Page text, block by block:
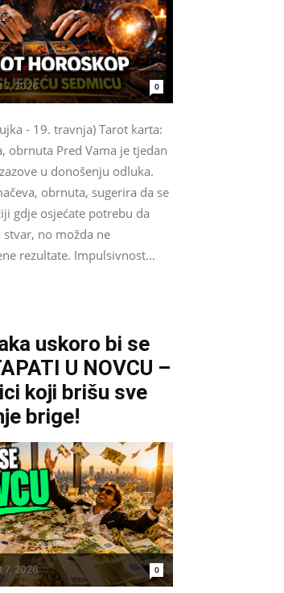
7, 2026 0
- 19. travnja) Tarot karta:
obrnuta Pred Vama je tjedan
u donošenju odluka.
obrnuta, sugerira da se
gdje osjećate potrebu da
no možda ne
rezultate. Impulsivnost...
uskoro bi se
U NOVCU –
koji brišu sve
brige!
7, 2026 0